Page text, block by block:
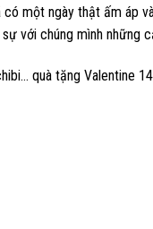
một ngày thật ấm áp
với chúng mình những
quà tặng Valentine